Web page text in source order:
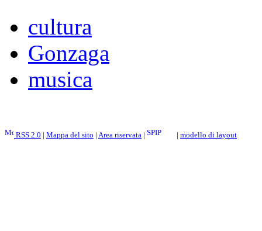
cultura
Gonzaga
musica
RSS 2.0 | Mappa del sito | Area riservata | | modello di layout